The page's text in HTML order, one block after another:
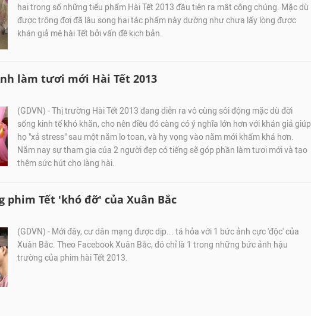
hai trong số những tiểu phẩm Hài Tết 2013 đầu tiên ra mắt công chúng. Mặc dù
được trông đợi đã lâu song hai tác phẩm này dường như chưa lấy lòng được
khán giả mê hài Tết bởi vấn đề kịch bản.
làm tươi mới Hài Tết 2013
(GDVN) - Thị trường Hài Tết 2013 đang diễn ra vô cùng sôi động mặc dù đời
sống kinh tế khó khăn, cho nên điều đó càng có ý nghĩa lớn hơn với khán giả giúp
họ "xả stress" sau một năm lo toan, và hy vọng vào năm mới khấm khá hơn.
Năm nay sự tham gia của 2 người đẹp có tiếng sẽ góp phần làm tươi mới và tạo
thêm sức hút cho làng hài.
phim Tết 'khó đỡ' của Xuân Bắc
(GDVN) - Mới đây, cư dân mạng được dịp... tá hỏa với 1 bức ảnh cực 'độc' của
Xuân Bắc. Theo Facebook Xuân Bắc, đó chỉ là 1 trong những bức ảnh hậu
trường của phim hài Tết 2013.